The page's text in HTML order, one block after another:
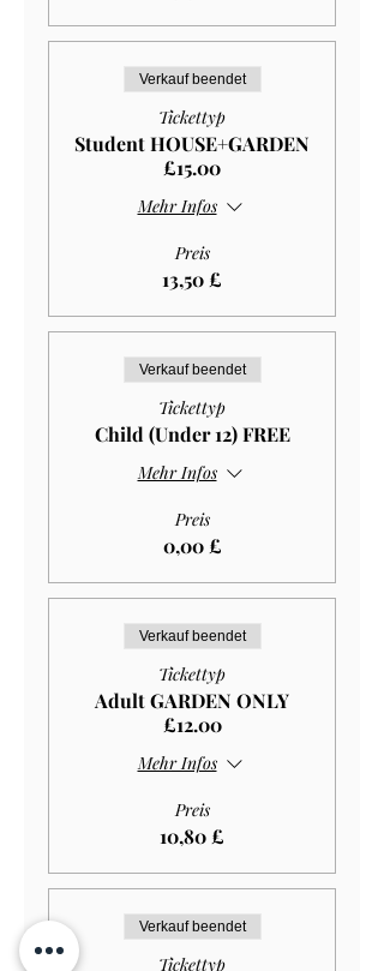
Verkauf beendet
Tickettyp
Student HOUSE+GARDEN
£15.00
Mehr Infos
Preis
13,50 £
Verkauf beendet
Tickettyp
Child (Under 12) FREE
Mehr Infos
Preis
0,00 £
Verkauf beendet
Tickettyp
Adult GARDEN ONLY
£12.00
Mehr Infos
Preis
10,80 £
Verkauf beendet
Tickettyp